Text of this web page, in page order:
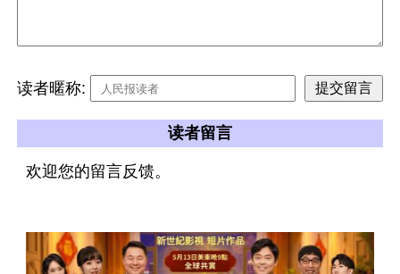
读者暱称:
读者留言
欢迎您的留言反馈。